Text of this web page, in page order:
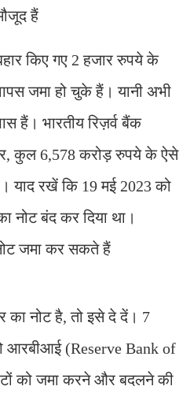
हैं
किए गए 2 हजार रुपये के
जमा हो चुके हैं। यानी अभी
हैं। भारतीय रिज़र्व बैंक
कुल 6,578 करोड़ रुपये के ऐसे
याद रखें कि 19 मई 2023 को
नोट बंद कर दिया था।
जमा कर सकते हैं
का नोट है, तो इसे दे दें। 7
आरबीआई (Reserve Bank of
को जमा करने और बदलने की